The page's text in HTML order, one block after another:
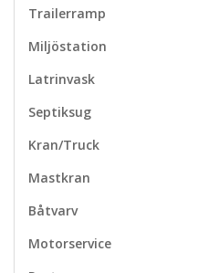
Trailerramp
Miljöstation
Latrinvask
Septiksug
Kran/Truck
Mastkran
Båtvarv
Motorservice